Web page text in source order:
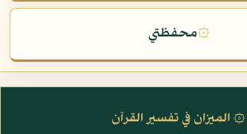
۞محفظتي
۞ الميزان في تفسير القرآن